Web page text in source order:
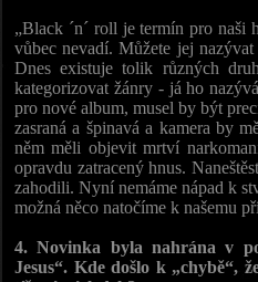
„Black ´n´ roll je termín pro naši
vůbec nevadí. Můžete jej
Dnes existuje tolik různých
kategorizovat žánry - já ho
pro nové album, musel by být
zasraná a špinavá a kamera by
něm měli objevit mrtví
opravdu zatracený hnus.
zahodili. Nyní nemáme nápad k
možná něco natočíme k našemu
4. Novinka byla nahrána v
Jesus“. Kde došlo k „chybě“,